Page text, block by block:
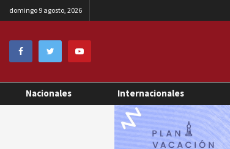
domingo 9 agosto, 2026
Nacionales Internacionales